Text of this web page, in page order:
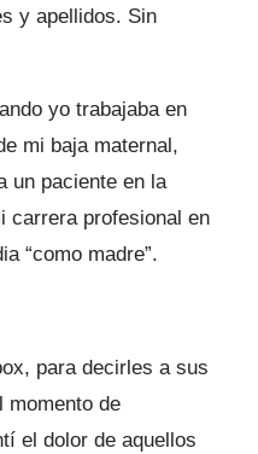
y apellidos. Sin
yo trabajaba en
mi baja maternal,
un paciente en la
carrera profesional en
“como madre”.
para decirles a sus
momento de
el dolor de aquellos